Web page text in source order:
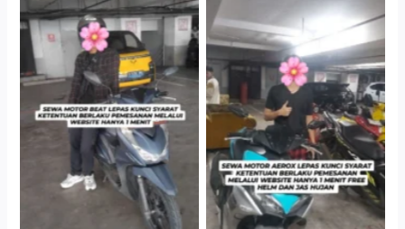
Cityplaza Jatinegara
Gedung Parkir P6A
Cityplaza Jatinegara
Gedung Parkir P6A